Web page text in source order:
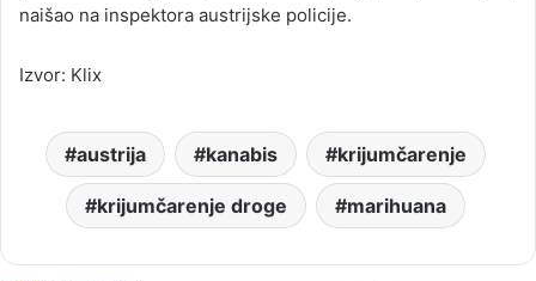
naišao na inspektora austrijske policije.
Izvor: Klix
austrija kanabis krijumčarenje
krijumčarenje droge marihuana